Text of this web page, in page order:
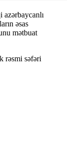
əsas
mətbuat
rəsmi səfəri